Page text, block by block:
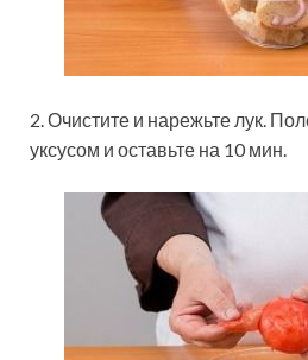
2. Очистите и нарежьте лук.
уксусом и оставьте на 10 мин.